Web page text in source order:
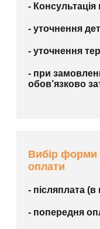
-
- уточнення
- уточнення
- при
обов’язково
Вибір форми
оплати
- післяплата
- попередня